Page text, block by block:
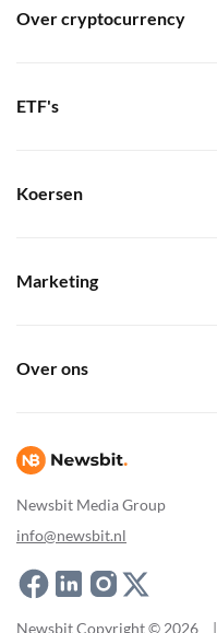
Newsbit Media Group
info@newsbit.nl
Over cryptocurrency
ETF's
Koersen
Marketing
Over ons
Newsbit Copyright © 2026 |